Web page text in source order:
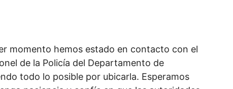
momento hemos estado en contacto con el
de la Policía del Departamento de
todo lo posible por ubicarla. Esperamos